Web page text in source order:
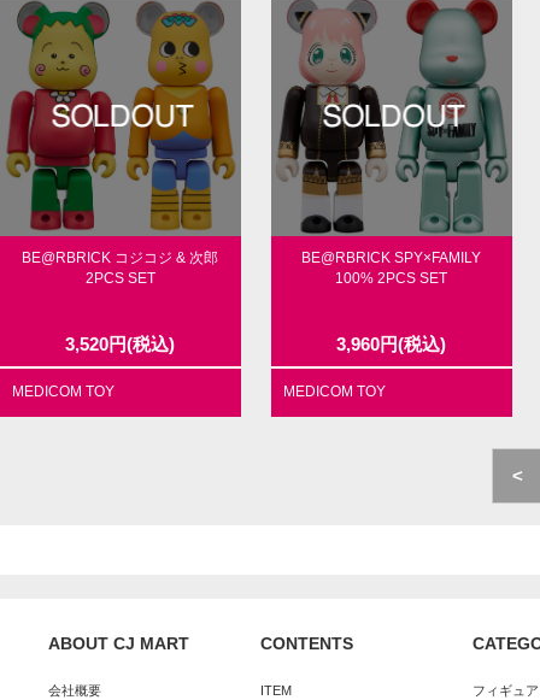
BE@RBRICK コジコジ & 次郎
2PCS SET
3,520円(税込)
MEDICOM TOY
BE@RBRICK SPY×FAMILY
100% 2PCS SET
3,960円(税込)
MEDICOM TOY
<
ABOUT CJ MART
会社概要
CONTENTS
ITEM フィギュ